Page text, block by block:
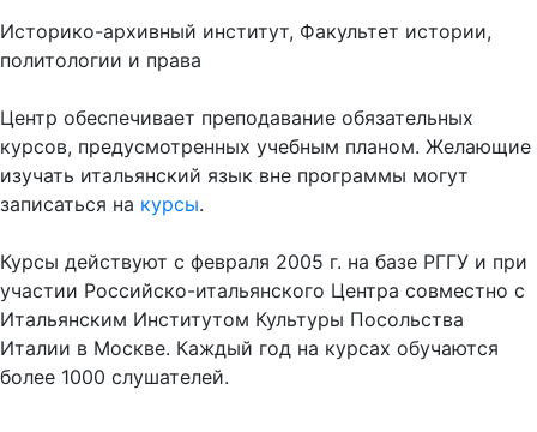
Историко-архивный институт, Факультет истории,
политологии и права
Центр обеспечивает преподавание обязательных
курсов, предусмотренных учебным планом. Желающие
изучать итальянский язык вне программы могут
записаться на курсы.
Курсы действуют с февраля 2005 г. на базе РГГУ и при
участии Российско-итальянского Центра совместно с
Итальянским Институтом Культуры Посольства
Италии в Москве. Каждый год на курсах обучаются
более 1000 слушателей.